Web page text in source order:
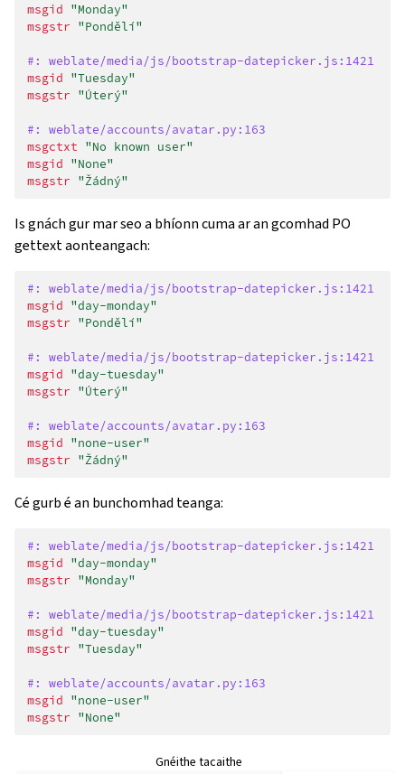
msgid "Monday"
msgstr "Pondělí"
#: weblate/media/js/bootstrap-datepicker.js:1421
msgid "Tuesday"
msgstr "Úterý"
#: weblate/accounts/avatar.py:163
msgctxt "No known user"
msgid "None"
msgstr "Žádný"
Is gnách gur mar seo a bhíonn cuma ar an gcomhad PO
gettext aonteangach:
#: weblate/media/js/bootstrap-datepicker.js:1421
msgid "day-monday"
msgstr "Pondělí"
#: weblate/media/js/bootstrap-datepicker.js:1421
msgid "day-tuesday"
msgstr "Úterý"
#: weblate/accounts/avatar.py:163
msgid "none-user"
msgstr "Žádný"
Cé gurb é an bunchomhad teanga:
#: weblate/media/js/bootstrap-datepicker.js:1421
msgid "day-monday"
msgstr "Monday"
#: weblate/media/js/bootstrap-datepicker.js:1421
msgid "day-tuesday"
msgstr "Tuesday"
#: weblate/accounts/avatar.py:163
msgid "none-user"
msgstr "None"
Gnéithe tacaithe